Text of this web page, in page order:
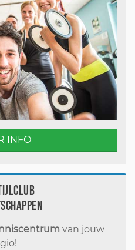
INFO
van jouw